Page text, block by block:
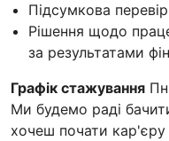
Підсумкова
Рішення щодо
за результатами
Графік стажування
Ми будемо раді
хочеш почати